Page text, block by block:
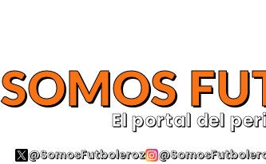
SOMOS
El portal del
@SomosFutboleroz